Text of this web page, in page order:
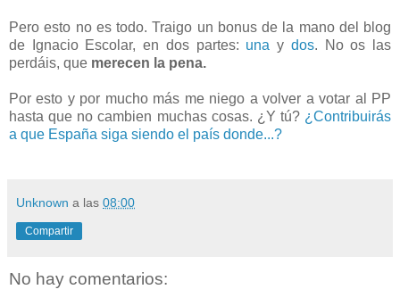
Pero esto no es todo. Traigo un bonus de la mano del blog
de Ignacio Escolar, en dos partes: una y dos. No os las
perdáis, que merecen la pena.
Por esto y por mucho más me niego a volver a votar al PP
hasta que no cambien muchas cosas. ¿Y tú? ¿Contribuirás
a que España siga siendo el país donde...?
Unknown a las 08:00
Compartir
No hay comentarios: